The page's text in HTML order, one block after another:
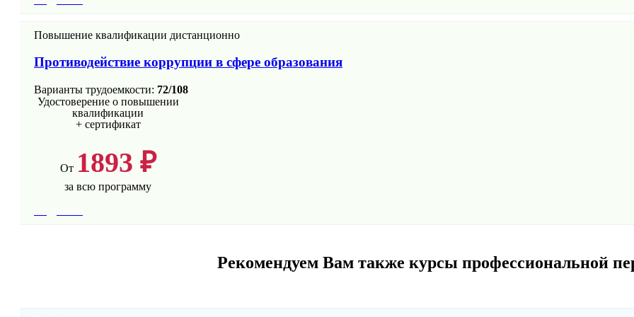
Повышение квалификации дистанционно
Противодействие коррупции в сфере образования
Варианты трудоемкости: 72/108
Удостоверение о повышении
квалификации
+ сертификат
От 1893 ₽
за всю программу
Рекомендуем Вам также курсы профессиональной